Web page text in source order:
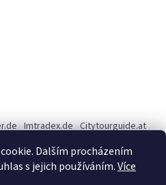
Dalším procházením
s jejich používáním.Více
Imtradex.de Citytourguide.at